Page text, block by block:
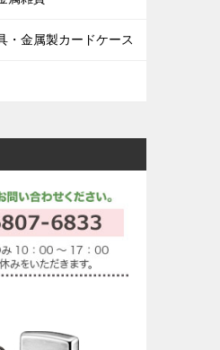
・金属製カードケース